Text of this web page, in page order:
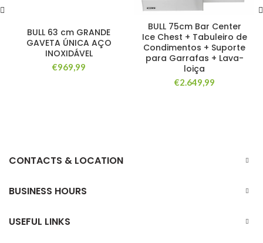
BULL 63 cm GRANDE
GAVETA ÚNICA AÇO
INOXIDÁVEL
€969,99
BULL 75cm Bar Center
Ice Chest + Tabuleiro de
Condimentos + Suporte
para Garrafas + Lava-
loiça
€2.649,99
CONTACTS & LOCATION
BUSINESS HOURS
USEFUL LINKS